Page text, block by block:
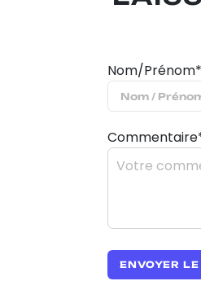
Nom/Prénom*